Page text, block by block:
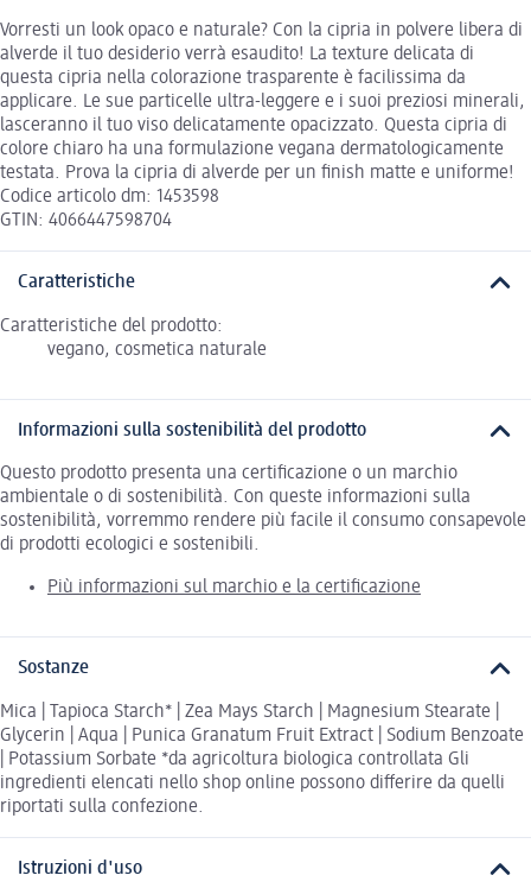
Vorresti un look opaco e naturale? Con la cipria in polvere libera di
alverde il tuo desiderio verrà esaudito! La texture delicata di
questa cipria nella colorazione trasparente è facilissima da
applicare. Le sue particelle ultra-leggere e i suoi preziosi minerali,
lasceranno il tuo viso delicatamente opacizzato. Questa cipria di
colore chiaro ha una formulazione vegana dermatologicamente
testata. Prova la cipria di alverde per un finish matte e uniforme!
Codice articolo dm: 1453598
GTIN: 4066447598704
Caratteristiche
Caratteristiche del prodotto:
vegano, cosmetica naturale
Informazioni sulla sostenibilità del prodotto
Questo prodotto presenta una certificazione o un marchio
ambientale o di sostenibilità. Con queste informazioni sulla
sostenibilità, vorremmo rendere più facile il consumo consapevole
di prodotti ecologici e sostenibili.
Più informazioni sul marchio e la certificazione
Sostanze
Mica | Tapioca Starch* | Zea Mays Starch | Magnesium Stearate |
Glycerin | Aqua | Punica Granatum Fruit Extract | Sodium Benzoate
| Potassium Sorbate *da agricoltura biologica controllata Gli
ingredienti elencati nello shop online possono differire da quelli
riportati sulla confezione.
Istruzioni d'uso